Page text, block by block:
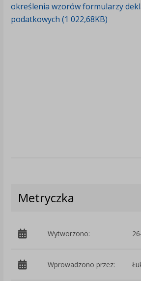
określenia wzorów formularzy
podatkowych (1 022,68KB)
Metryczka
Wytworzono:
Wprowadzono przez: